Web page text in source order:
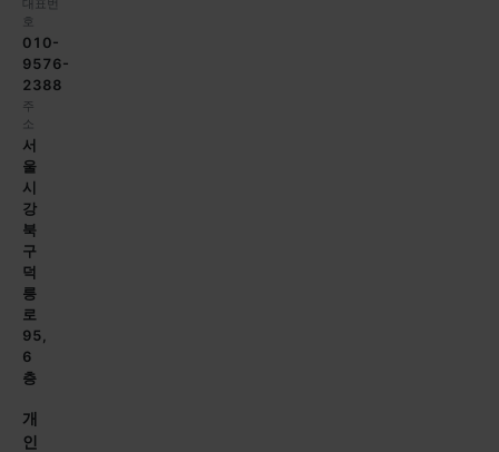
호
010-
9576-
2388
주
소
서
울
시
강
북
구
덕
릉
로
95,
6
층
개
인